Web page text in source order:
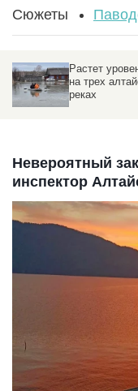
Сюжеты
Растет
на трех
реках
Невероятный
инспектор